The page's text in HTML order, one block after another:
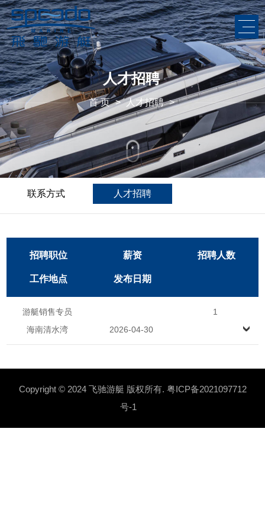
人才招聘
首 页 > 人才招聘 >
联系方式 人才招聘
招聘职位 薪资 招聘人数
工作地点 发布日期
游艇销售专员
1
海南清水湾
2026-04-30
Copyright © 2024 飞驰游艇 版权所有. 粤ICP备2021097712
号-1